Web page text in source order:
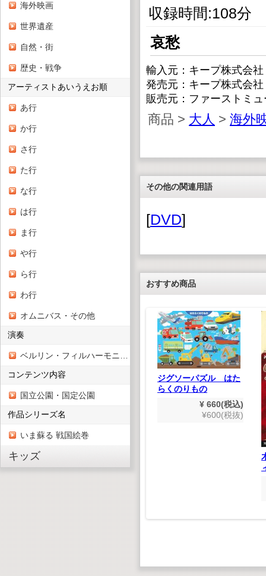
海外映画
世界遺産
自然・街
歴史・戦争
アーティストあいうえお順
あ行
か行
さ行
た行
な行
は行
ま行
や行
ら行
わ行
オムニバス・その他
演奏
コンテンツ内容
国立公園・国定公園
作品シリーズ名
いま蘇る 戦国絵巻
キッズ
収録時間:108分
哀愁
輸入元：キープ株式会社
発売元：キープ株式会社
販売元：ファーストミ
商品 > 大人 > 海外
その他の関連用語
[DVD]
おすすめ商品
ー版）
税込)
税抜)
テゴサウルス
¥ 550(税込)
¥500(税抜)
ジグソーパズル はた
らくのりもの
¥ 660(税込)
¥600(税抜)